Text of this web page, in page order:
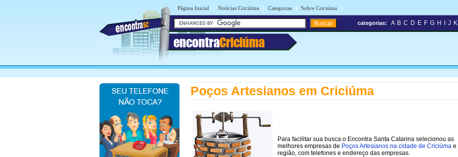
Página Inicial | Notícias Criciúma | Categorias | Sobre Criciúma |
encontraCriciúma
categorias: A B C D E F G H J K
Poços Artesianos em Criciúma
Para facilitar sua busca o Encontra Santa Catarina selecionou as
melhores empresas de Poços Artesianos na cidade de Criciúma e
região, com telefones e endereço das empresas.